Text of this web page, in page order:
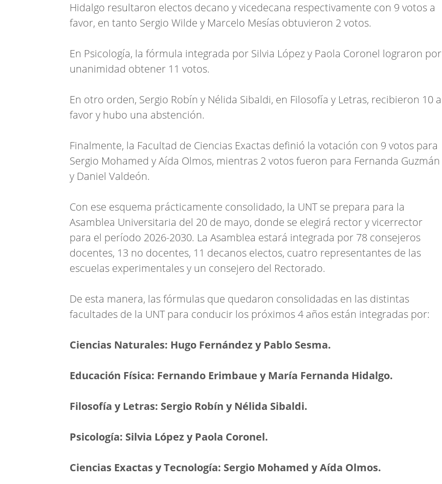
Hidalgo resultaron electos decano y vicedecana respectivamente con 9 votos a
favor, en tanto Sergio Wilde y Marcelo Mesías obtuvieron 2 votos.
En Psicología, la fórmula integrada por Silvia López y Paola Coronel lograron por
unanimidad obtener 11 votos.
En otro orden, Sergio Robín y Nélida Sibaldi, en Filosofía y Letras, recibieron 10 a
favor y hubo una abstención.
Finalmente, la Facultad de Ciencias Exactas definió la votación con 9 votos para
Sergio Mohamed y Aída Olmos, mientras 2 votos fueron para Fernanda Guzmán
y Daniel Valdeón.
Con ese esquema prácticamente consolidado, la UNT se prepara para la
Asamblea Universitaria del 20 de mayo, donde se elegirá rector y vicerrector
para el período 2026-2030. La Asamblea estará integrada por 78 consejeros
docentes, 13 no docentes, 11 decanos electos, cuatro representantes de las
escuelas experimentales y un consejero del Rectorado.
De esta manera, las fórmulas que quedaron consolidadas en las distintas
facultades de la UNT para conducir los próximos 4 años están integradas por:
Ciencias Naturales: Hugo Fernández y Pablo Sesma.
Educación Física: Fernando Erimbaue y María Fernanda Hidalgo.
Filosofía y Letras: Sergio Robín y Nélida Sibaldi.
Psicología: Silvia López y Paola Coronel.
Ciencias Exactas y Tecnología: Sergio Mohamed y Aída Olmos.